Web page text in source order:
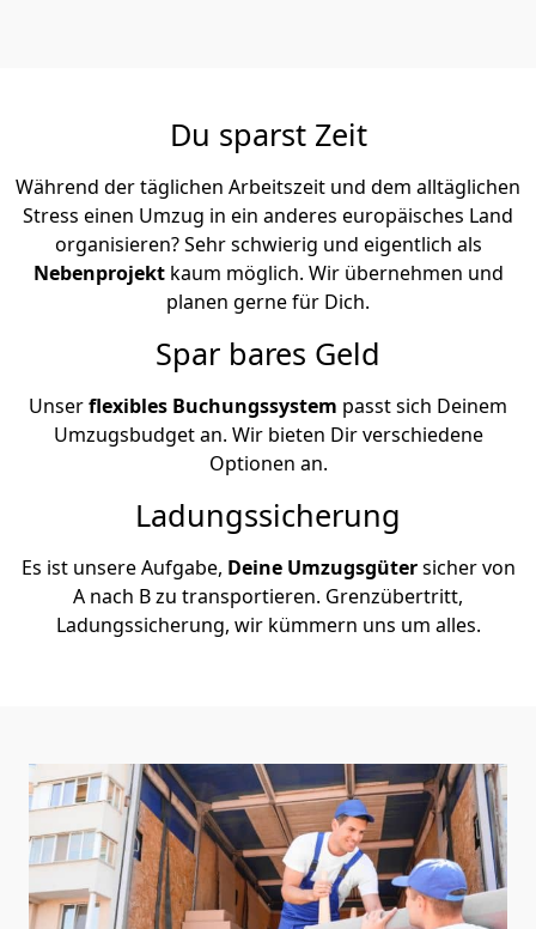
Du sparst Zeit
Während der täglichen Arbeitszeit und dem alltäglichen
Stress einen Umzug in ein anderes europäisches Land
organisieren? Sehr schwierig und eigentlich als
Nebenprojekt kaum möglich. Wir übernehmen und
planen gerne für Dich.
Spar bares Geld
Unserflexibles Buchungssystem passt sich Deinem
Umzugsbudget an. Wir bieten Dir verschiedene
Optionen an.
Ladungssicherung
Es ist unsere Aufgabe, Deine Umzugsgütersicher von
A nach B zu transportieren. Grenzübertritt,
Ladungssicherung, wir kümmern uns um alles.